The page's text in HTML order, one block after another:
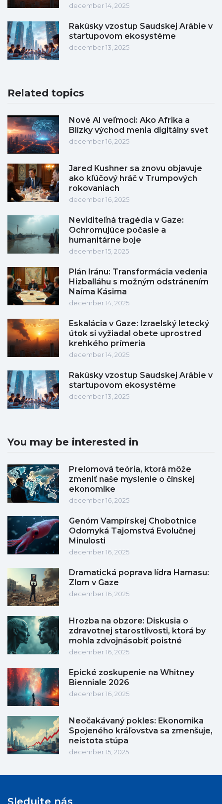
december 14, 2025
Rakúsky vzostup Saudskej Arábie v
startupovom ekosystéme
december 13, 2025
Related topics
Nové AI veľmoci: Ako Afrika a
Blízky východ menia digitálny svet
december 16, 2025
Jared Kushner sa znovu objavuje
ako kľúčový hráč v Trumpových
rokovaniach
december 16, 2025
Neviditeľná tragédia v Gaze:
Ochromujúce počasie a
humanitárne boje
december 15, 2025
Plán Iránu: Transformácia vedenia
Hizballáhu s možným odstránením
Naíma Kásima
december 14, 2025
Eskalácia v Gaze: Izraelský letecký
útok si vyžiadal obete uprostred
krehkého prímeria
december 14, 2025
Rakúsky vzostup Saudskej Arábie v
startupovom ekosystéme
december 13, 2025
You may be interested in
Prelomová teória, ktorá môže
zmeniť naše myslenie o čínskej
ekonomike
december 16, 2025
Genóm Vampírskej Chobotnice
Odomyká Tajomstvá Evolučnej
Minulosti
december 16, 2025
Dramatická poprava lídra Hamasu:
Zlom v Gaze
december 16, 2025
Hrozba na obzore: Diskusia o
zdravotnej starostlivosti, ktorá by
mohla zdvojnásobiť poistné
december 16, 2025
Epické zoskupenie na Whitney
Bienniale 2026
december 16, 2025
Neočakávaný pokles: Ekonomika
Spojeného kráľovstva sa zmenšuje,
neistota stúpa
december 15, 2025